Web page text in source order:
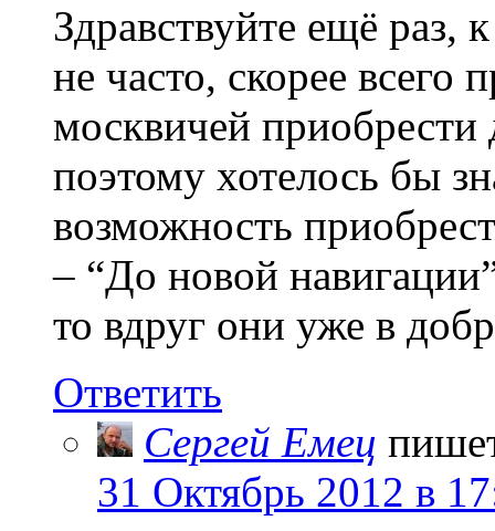
Здравствуйте ещё раз,
не часто, скорее всего
москвичей приобрести
поэтому хотелось бы
возможность
– “До новой
то вдруг они уже в
Ответить
Сергей Емец
31 Октябрь 2012 в